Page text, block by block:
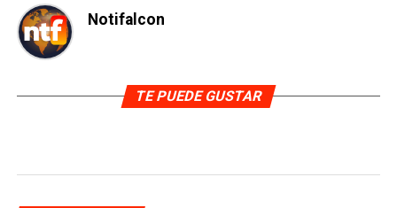
Notifalcon
TE PUEDE GUSTAR